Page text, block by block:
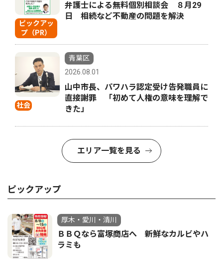
ピックアッ
プ（PR）
弁護士による無料個別相談会 ８月29
日 相続など不動産の問題を解決
社会
青葉区
2026.08.01
山中市長、パワハラ認定受け告発職員に
直接謝罪 「初めて人権の意味を理解で
きた」
エリア一覧を見る
ピックアップ
厚木・愛川・清川
ＢＢＱなら富塚商店へ 新鮮なカルビやハ
ラミも